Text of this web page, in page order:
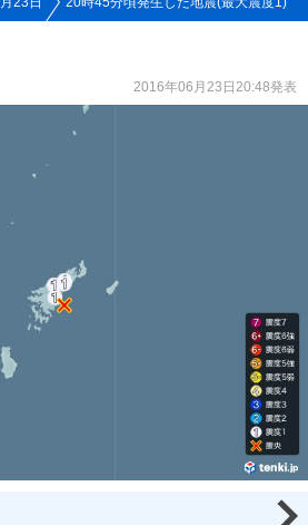
2016年06月23日20:48発表